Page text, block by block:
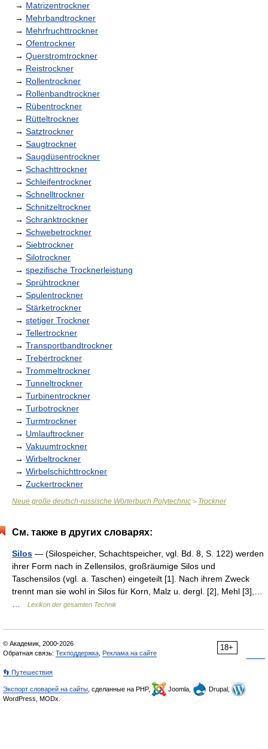
→ Matrizentrockner
→ Mehrbandtrockner
→ Mehrfruchttrockner
→ Ofentrockner
→ Querstromtrockner
→ Reistrockner
→ Rollentrockner
→ Rollenbandtrockner
→ Rübentrockner
→ Rütteltrockner
→ Satztrockner
→ Saugtrockner
→ Saugdüsentrockner
→ Schachttrockner
→ Schleifentrockner
→ Schnelltrockner
→ Schnitzeltrockner
→ Schranktrockner
→ Schwebetrockner
→ Siebtrockner
→ Silotrockner
→ spezifische Trocknerleistung
→ Sprühtrockner
→ Spulentrockner
→ Stärketrockner
→ stetiger Trockner
→ Tellertrockner
→ Transportbandtrockner
→ Trebertrockner
→ Trommeltrockner
→ Tunneltrockner
→ Turbinentrockner
→ Turbotrockner
→ Turmtrockner
→ Umlauftrockner
→ Vakuumtrockner
→ Wirbeltrockner
→ Wirbelschichttrockner
→ Zuckertrockner
Neue große deutsch-russische Wörterbuch Polytechnic > Trockner
См. также в других словарях:
Silos — (Silospeicher, Schachtspeicher, vgl. Bd. 8, S. 122) werden
ihrer Form nach in Zellensilos, großräumige Silos und
Taschensilos (vgl. a. Taschen) eingeteilt [1]. Nach ihrem Zweck
trennt man sie wohl in Silos für Korn, Malz u. dergl. [2], Mehl [3],…
Lexikon der gesamten Technik
18+
© Академик, 2000-2026
Обратная связь: Техподдержка Реклама на сайте
👣 Путешествия
Экспорт словарей на сайты , сделанные на PHP, Joomla,
Drupal,
WordPress, MODx.